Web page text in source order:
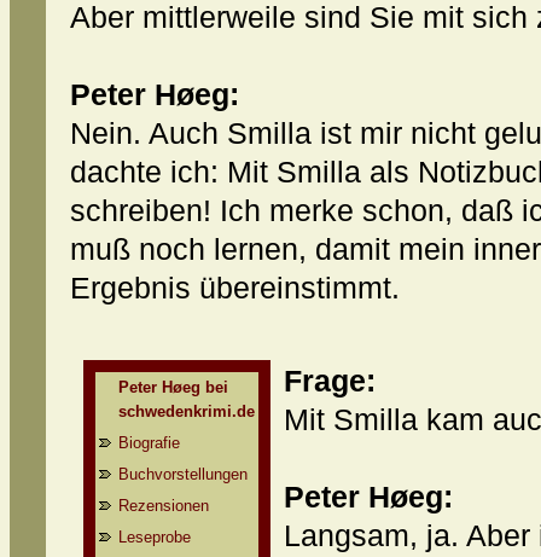
Aber mittlerweile sind Sie mit sich
Peter Høeg:
Nein. Auch Smilla ist mir nicht
dachte ich: Mit Smilla als
schreiben! Ich merke schon, daß
muß noch lernen, damit mein
Ergebnis übereinstimmt.
Peter Høeg bei
schwedenkrimi.de
Biografie
Buchvorstellungen
Rezensionen
Leseprobe
Frage:
Mit Smilla kam
Peter Høeg:
Langsam, ja.